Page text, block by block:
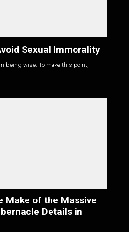
Sexual Immorality
being wise. To make this point,
Make of the Massive
Details in